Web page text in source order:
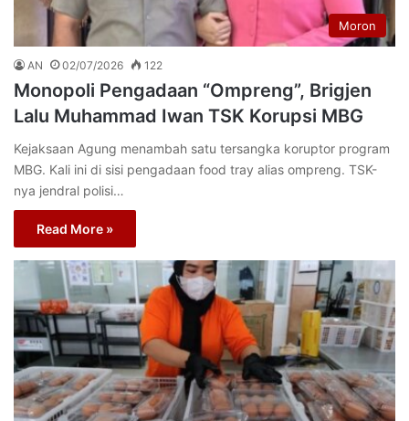
Moron
AN 02/07/2026 122
Monopoli Pengadaan “Ompreng”, Brigjen
Lalu Muhammad Iwan TSK Korupsi MBG
Kejaksaan Agung menambah satu tersangka koruptor program
MBG. Kali ini di sisi pengadaan food tray alias ompreng. TSK-
nya jendral polisi…
Read More »